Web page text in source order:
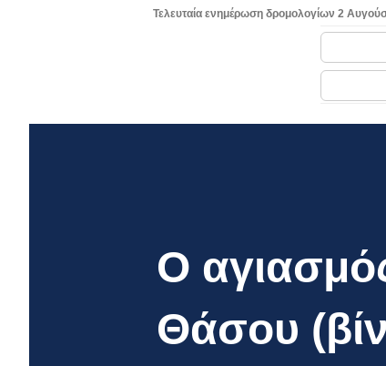
Τελευταία ενημέρωση δρομολογίων 2
O
Θάσου